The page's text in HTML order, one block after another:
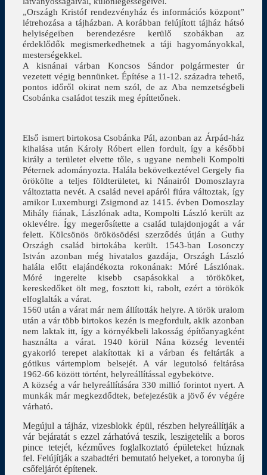
„Országh Kristóf rendezvényház és információs központ”
létrehozása a tájházban. A korábban felújított tájház hátsó
helyiségeiben berendezésre kerülő szobákban az
érdeklődők megismerkedhetnek a táji hagyományokkal,
mesterségekkel.
A kisnánai várban Koncsos Sándor polgármester úr
vezetett végig bennünket. Építése a 11-12. századra tehető,
pontos időről okirat nem szól, de az Aba nemzetségbeli
Csobánka családot teszik meg építtetőnek.
Első ismert birtokosa Csobánka Pál, azonban az Árpád-ház
kihalása után Károly Róbert ellen fordult, így a későbbi
király a területet elvette tőle, s ugyane nembeli Kompolti
Péternek adományozta. Halála bekövetkeztével Gergely fia
örökölte a teljes földterületet, ki Nánairól Domoszlayra
változtatta nevét. A család nevei apáról fiúra változtak, így
amikor Luxemburgi Zsigmond az 1415. évben Domoszlay
Mihály fiának, Lászlónak adta, Kompolti László került az
oklevélre. Így megerősítette a család tulajdonjogát a vár
felett. Kölcsönös örökösödési szerződés útján a Guthy
Országh család birtokába került. 1543-ban Losonczy
István azonban még hivatalos gazdája, Országh László
halála előtt elajándékozta rokonának: Móré Lászlónak.
Móré ingerelte kisebb csapásokkal a törököket,
kereskedőket ölt meg, fosztott ki, rabolt, ezért a törökök
elfoglalták a várat.
1560 után a várat már nem állították helyre. A török uralom
után a vár több birtokos kezén is megfordult, akik azonban
nem laktak itt, így a környékbeli lakosság építőanyagként
használta a várat. 1940 körül Nána község leventéi
gyakorló terepet alakítottak ki a várban és feltárták a
gótikus vártemplom belsejét. A vár legutolsó feltárása
1962-66 között történt, helyreállítással egybekötve.
A község a vár helyreállítására 330 millió forintot nyert. A
munkák már megkezdődtek, befejezésük a jövő év végére
várható.
Megújul a tájház, vizesblokk épül, részben helyreállítják a
vár bejáratát s ezzel zárhatóvá teszik, leszigetelik a boros
pince tetejét, kézműves foglalkoztató épületeket húznak
fel. Felújítják a szabadtéri bemutató helyeket, a toronyba új
csőfeljárót építenek.